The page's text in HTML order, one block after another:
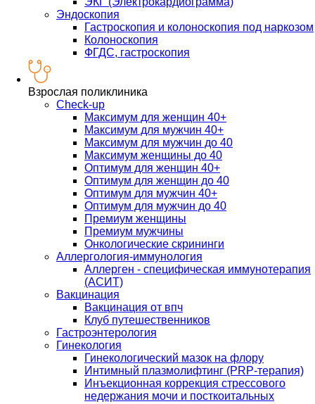
Эндоскопия
Гастроскопия и колоноскопия под наркозом
Колоноскопия
ФГДС, гастроскопия
Взрослая поликлиника
Check-up
Максимум для женщин 40+
Максимум для мужчин 40+
Максимум для мужчин до 40
Максимум женщины до 40
Оптимум для женщин 40+
Оптимум для женщин до 40
Оптимум для мужчин 40+
Оптимум для мужчин до 40
Премиум женщины
Премиум мужчины
Онкологические скрининги
Аллергология-иммунология
Аллерген - специфическая иммунотерапия
(АСИТ)
Вакцинация
Вакцинация от впч
Клуб путешественников
Гастроэнтерология
Гинекология
Гинекологический мазок на флору
Интимный плазмолифтинг (PRP-терапия)
Инъекционная коррекция стрессового
недержания мочи и посткоитальных